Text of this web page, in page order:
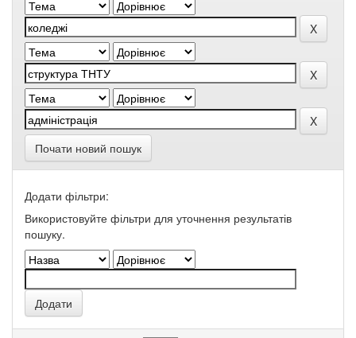
Почати новий пошук
Додати фільтри:
Використовуйте фільтри для уточнення результатів
пошуку.